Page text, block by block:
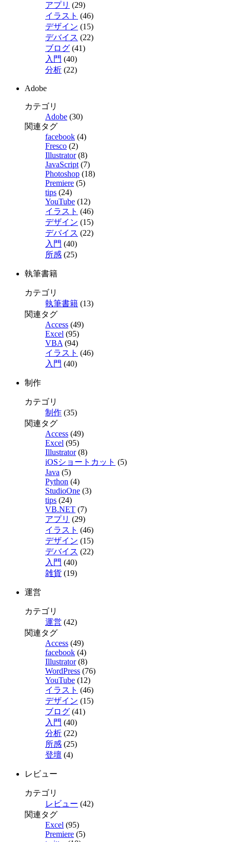
アプリ (29)
イラスト (46)
デザイン (15)
デバイス (22)
ブログ (41)
入門 (40)
分析 (22)
Adobe
カテゴリ
Adobe (30)
関連タグ
facebook (4)
Fresco (2)
Illustrator(8)
JavaScript (7)
Photoshop (18)
Premiere (5)
tips (24)
YouTube (12)
イラスト (46)
デザイン (15)
デバイス (22)
入門 (40)
所感 (25)
執筆書籍
カテゴリ
執筆書籍 (13)
関連タグ
Access (49)
Excel (95)
VBA (94)
イラスト (46)
入門 (40)
制作
カテゴリ
制作 (35)
関連タグ
Access (49)
Excel (95)
Illustrator(8)
iOSショートカット (5)
Java (5)
Python (4)
StudioOne (3)
tips (24)
VB.NET (7)
アプリ (29)
イラスト (46)
デザイン (15)
デバイス (22)
入門 (40)
雑貨 (19)
運営
カテゴリ
運営 (42)
関連タグ
Access (49)
facebook (4)
Illustrator(8)
WordPress (76)
YouTube (12)
イラスト (46)
デザイン (15)
ブログ (41)
入門 (40)
分析 (22)
所感 (25)
登壇 (4)
レビュー
カテゴリ
レビュー (42)
関連タグ
Excel (95)
Premiere (5)